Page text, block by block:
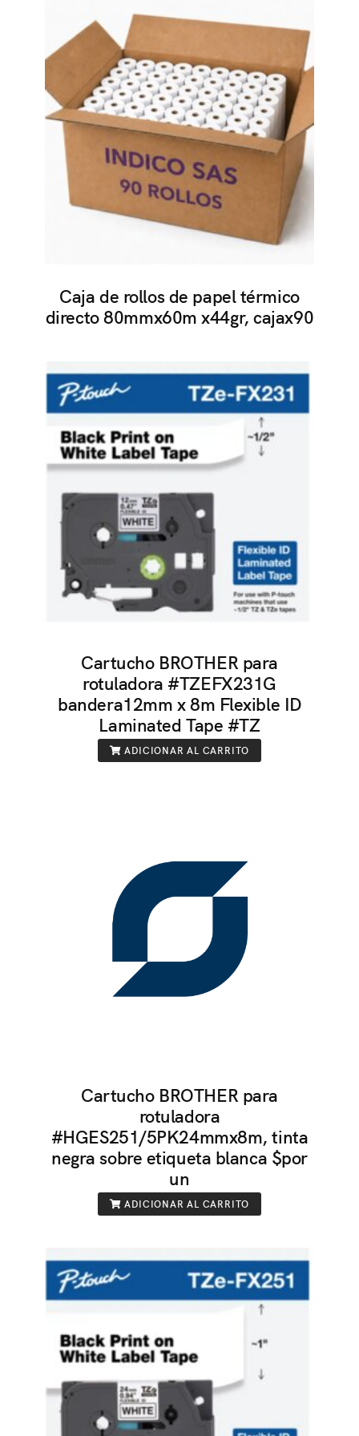
Caja de rollos de papel térmico
directo 80mmx60m x44gr, cajax90
Cartucho BROTHER para
rotuladora #TZEFX231G
bandera12mm x 8m Flexible ID
Laminated Tape #TZ
ADICIONAR AL CARRITO
Cartucho BROTHER para
rotuladora
#HGES251/5PK24mmx8m, tinta
negra sobre etiqueta blanca $por
un
ADICIONAR AL CARRITO